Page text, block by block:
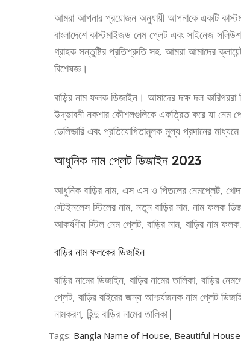
আমরা আপনার প্রয়োজন অনুযায়ী আপনাকে একটি
বাংলাদেশে কাস্টমাইজড নেম প্লেট এবং সাইনেজ
গ্রাহক সন্তুষ্টির প্রতিশ্রুতি সহ. আমরা আমাদের
বিশেষজ্ঞ।
বাড়ির নাম ফলক ডিজাইন। আমাদের দক্ষ দল কারিগররা
উদ্ভাবনী নকশার কৌশলগুলিকে একত্রিত করে যা নেম
ডেলিভারি এবং প্রতিযোগিতামূলক মূল্য প্রদানের
আধুনিক নাম প্লেট ডিজাইন 2023
আধুনিক বাড়ির নাম, এস এস ও পিতলের নেমপ্লেট,
স্টেইনলেস স্টিলের নাম, নতুন বাড়ির নাম. নাম ফলক
আকর্ষণীয় স্টিল নেম প্লেট, বাড়ির নাম, বাড়ির নাম ফলক.
বাড়ির নাম ফলকের ডিজাইন
বাড়ির নামের ডিজাইন, বাড়ির নামের তালিকা, বাড়ির
প্লেট, বাড়ির বাইরের জন্য আশ্চর্যজনক নাম প্লেট ডিজাইন.
নামকরণ, হিন্দু বাড়ির নামের তালিকা|
Tags: Bangla Name of House, Beautiful